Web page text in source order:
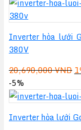
Inverter hòa lưới
380V
20,690,000VND
-5%
Inverter hòa lưới